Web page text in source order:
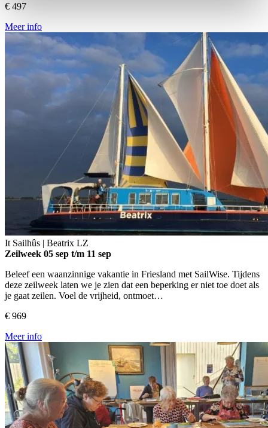
€ 497
Meer info
It Sailhûs | Beatrix LZ
Zeilweek 05 sep t/m 11 sep
Beleef een waanzinnige vakantie in Friesland met SailWise. Tijdens
deze zeilweek laten we je zien dat een beperking er niet toe doet als
je gaat zeilen. Voel de vrijheid, ontmoet…
€ 969
Meer info